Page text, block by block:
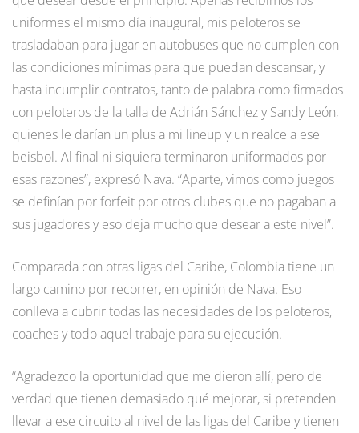
uniformes el mismo día inaugural, mis peloteros se
trasladaban para jugar en autobuses que no cumplen con
las condiciones mínimas para que puedan descansar, y
hasta incumplir contratos, tanto de palabra como firmados
con peloteros de la talla de Adrián Sánchez y Sandy León,
quienes le darían un plus a mi lineup y un realce a ese
beisbol. Al final ni siquiera terminaron uniformados por
esas razones”, expresó Nava. “Aparte, vimos como juegos
se definían por forfeit por otros clubes que no pagaban a
sus jugadores y eso deja mucho que desear a este nivel”.
Comparada con otras ligas del Caribe, Colombia tiene un
largo camino por recorrer, en opinión de Nava. Eso
conlleva a cubrir todas las necesidades de los peloteros,
coaches y todo aquel trabaje para su ejecución.
“Agradezco la oportunidad que me dieron allí, pero de
verdad que tienen demasiado qué mejorar, si pretenden
llevar a ese circuito al nivel de las ligas del Caribe y tienen